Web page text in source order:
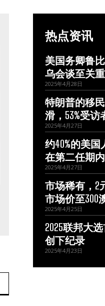
热点资讯
美国务卿鲁
乌会谈至关
2025年4月28日
特朗普的移
滑，53%受访
2025年4月27日
约40%的美
在第二任期
2025年4月27日
市场稀有，2
市场价至300
2025年4月25日
2025联邦大
创下纪录
2025年4月23日